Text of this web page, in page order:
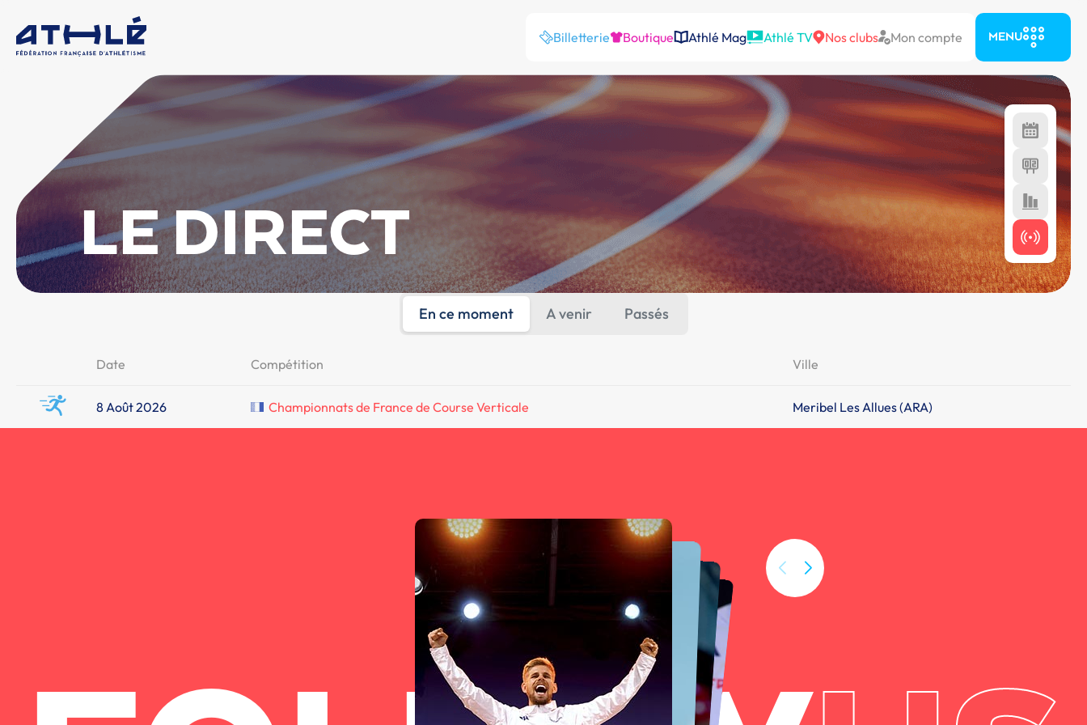
Billetterie Boutique Athlé Mag Athlé TV Nos clubs Mon compte MENU
LE DIRECT
En ce moment A venir Passés
Date Compétition Ville
8 Août 2026 Championnats de France de Course Verticale Meribel Les Allues (ARA)